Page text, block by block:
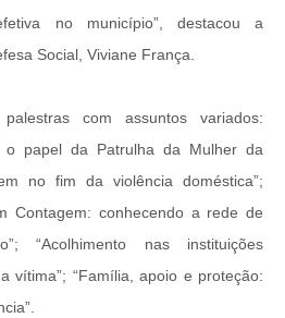
no município”, destacou a
Social, Viviane França.
com assuntos variados:
o papel da Patrulha da Mulher da
no fim da violência doméstica”;
Contagem: conhecendo a rede de
“Acolhimento nas instituições
vítima”; “Família, apoio e proteção: